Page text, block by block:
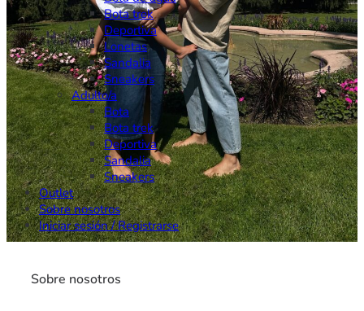
Sobre nosotros
Bota trek
Deportiva
Lonetas
Sandalia
Sneakers
Adulto/a
Bota
Bota trek
Deportiva
Sandalia
Sneakers
Outlet
Sobre nosotros
Iniciar sesión / Registrarse